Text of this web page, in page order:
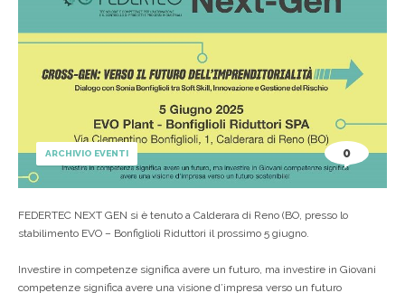
ARCHIVIO EVENTI 0
FEDERTEC NEXT GEN si è tenuto a Calderara di Reno (BO, presso lo
stabilimento EVO – Bonfiglioli Riduttori il prossimo 5 giugno.
Investire in competenze significa avere un futuro, ma investire in Giovani
competenze significa avere una visione d’impresa verso un futuro